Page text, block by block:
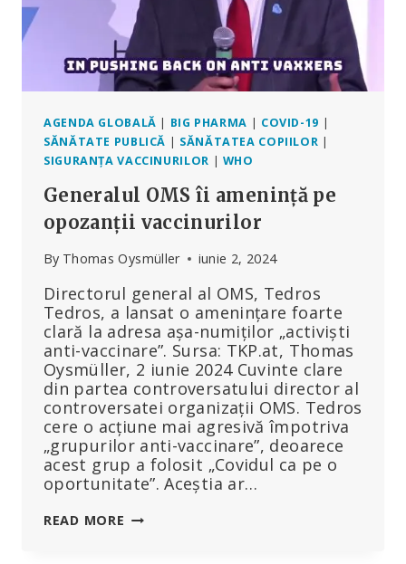
AGENDA GLOBALĂ | BIG PHARMA | COVID-19 |
SĂNĂTATE PUBLICĂ | SĂNĂTATEA COPIILOR |
SIGURANȚA VACCINURILOR | WHO
Generalul OMS îi amenință pe
opozanții vaccinurilor
By Thomas Oysmüller iunie 2, 2024
Directorul general al OMS, Tedros
Tedros, a lansat o amenințare foarte
clară la adresa așa-numiților „activiști
anti-vaccinare”. Sursa: TKP.at, Thomas
Oysmüller, 2 iunie 2024 Cuvinte clare
din partea controversatului director al
controversatei organizații OMS. Tedros
cere o acțiune mai agresivă împotriva
„grupurilor anti-vaccinare”, deoarece
acest grup a folosit „Covidul ca pe o
oportunitate”. Aceștia ar…
READ MORE GENERALUL